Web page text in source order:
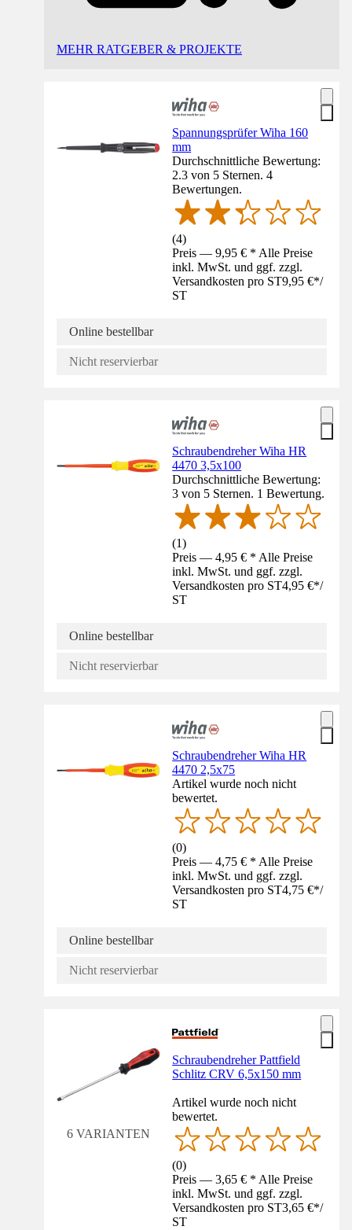
MEHR RATGEBER & PROJEKTE
Spannungsprüfer Wiha 160
mm
Durchschnittliche Bewertung:
2.3 von 5 Sternen. 4
Bewertungen.
(4)
Preis — 9,95 € * Alle Preise
inkl. MwSt. und ggf. zzgl.
Versandkosten pro ST9,95 €*/
ST
Online bestellbar
Nicht reservierbar
Schraubendreher Wiha HR
4470 3,5x100
Durchschnittliche Bewertung:
3 von 5 Sternen. 1 Bewertung.
(1)
Preis — 4,95 € * Alle Preise
inkl. MwSt. und ggf. zzgl.
Versandkosten pro ST4,95 €*/
ST
Online bestellbar
Nicht reservierbar
Schraubendreher Wiha HR
4470 2,5x75
Artikel wurde noch nicht
bewertet.
(0)
Preis — 4,75 € * Alle Preise
inkl. MwSt. und ggf. zzgl.
Versandkosten pro ST4,75 €*/
ST
Online bestellbar
Nicht reservierbar
6 VARIANTEN
Schraubendreher Pattfield
Schlitz CRV 6,5x150 mm
Artikel wurde noch nicht
bewertet.
(0)
Preis — 3,65 € * Alle Preise
inkl. MwSt. und ggf. zzgl.
Versandkosten pro ST3,65 €*/
ST